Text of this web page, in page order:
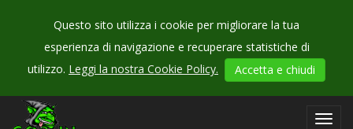
Questo sito utilizza i cookie per migliorare la tua
esperienza di navigazione e recuperare statistiche di
utilizzo. Leggi la nostra Cookie Policy. Accetta e chiudi
CHECK
OUR